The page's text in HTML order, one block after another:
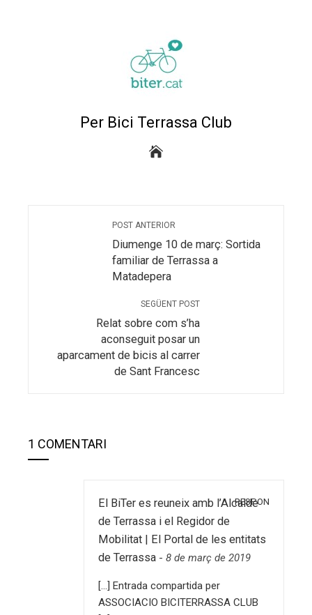
Per Bici Terrassa Club
POST ANTERIOR
Diumenge 10 de març: Sortida
familiar de Terrassa a
Matadepera
SEGÜENT POST
Relat sobre com s’ha
aconseguit posar un
aparcament de bicis al carrer
de Sant Francesc
1 COMENTARI
El BiTer es reuneix amb l’Alcalde
de Terrassa i el Regidor de
Mobilitat | El Portal de les entitats
de Terrassa - 8 de març de 2019
RESPON
[…] Entrada compartida per
ASSOCIACIO BICITERRASSA CLUB